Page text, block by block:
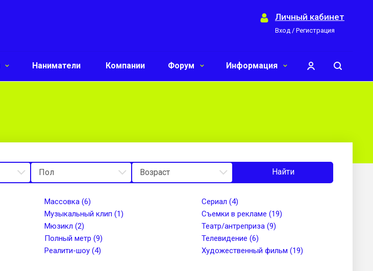
Личный кабинет
Вход / Регистрация
Наниматели Компании Форум Информация
Найти
Массовка (6)
Музыкальный клип (1)
Мюзикл (2)
Полный метр (9)
Реалити-шоу (4)
Сериал (4)
Съемки в рекламе (19)
Театр/антреприза (9)
Телевидение (6)
Художественный фильм (19)